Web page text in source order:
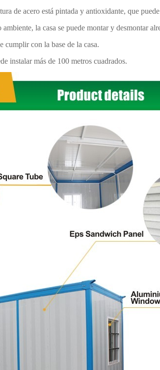
de acero está pintada y antioxidante, que
la casa se puede montar y desmontar
cumplir con la base de la casa.
instalar más de 100 metros cuadrados.